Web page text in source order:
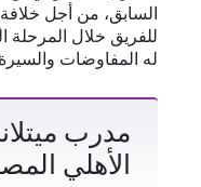
السابق، من أجل خلافة
للفريق خلال المرحلة
له المفاوضات والسيرة
مدرب
الأهلي